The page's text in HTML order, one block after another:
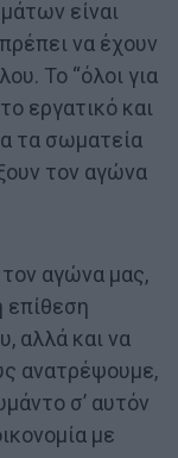
είναι
να έχουν
Το “όλοι για
εργατικό και
τα σωματεία
τον αγώνα
αγώνα μας,
αλλά και να
ανατρέψουμε,
σ’ αυτόν
με